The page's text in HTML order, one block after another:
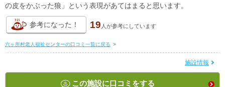
の皮をかぶった狼」という表現があてはまると思います。
参考になった！ 19 人が参考にしています
六ヶ所村老人福祉センターの口コミ一覧に戻る >
施設情報
この施設に口コミをする